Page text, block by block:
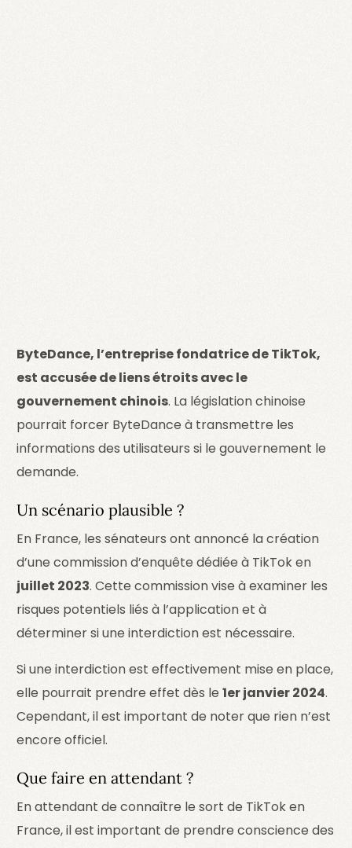
ByteDance, l’entreprise fondatrice de TikTok,
est accusée de liens étroits avec le
gouvernement chinois. La législation chinoise
pourrait forcer ByteDance à transmettre les
informations des utilisateurs si le gouvernement le
demande.
Un scénario plausible ?
En France, les sénateurs ont annoncé la création
d’une commission d’enquête dédiée à TikTok en
juillet 2023. Cette commission vise à examiner les
risques potentiels liés à l’application et à
déterminer si une interdiction est nécessaire.
Si une interdiction est effectivement mise en place,
elle pourrait prendre effet dès le1er janvier 2024.
Cependant, il est important de noter que rien n’est
encore officiel.
Que faire en attendant ?
En attendant de connaître le sort de TikTok en
France, il est important de prendre conscience des